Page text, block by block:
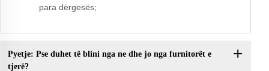
para dërgesës;
Pyetje: Pse duhet të blini nga ne dhe jo nga furnitorët e
tjerë?